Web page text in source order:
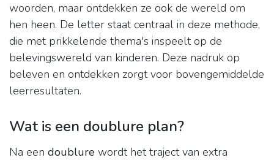
woorden, maar ontdekken ze ook de wereld om
hen heen. De letter staat centraal in deze methode,
die met prikkelende thema's inspeelt op de
belevingswereld van kinderen. Deze nadruk op
beleven en ontdekken zorgt voor bovengemiddelde
leerresultaten.
Wat is een doublure plan?
Na een doublure wordt het traject van extra